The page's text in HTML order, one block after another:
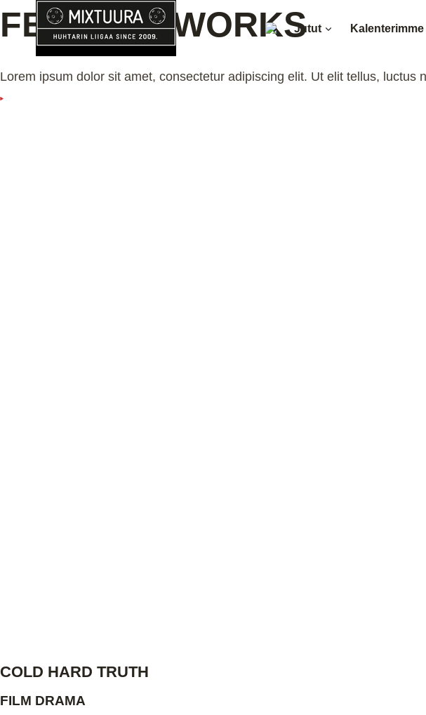
Siirry
sisältöön
Jutut Kalenterimme
FEATURE WORKS
Lorem ipsum dolor sit amet, consectetur adipiscing elit. Ut elit tellus, luctus
COLD HARD TRUTH
FILM DRAMA